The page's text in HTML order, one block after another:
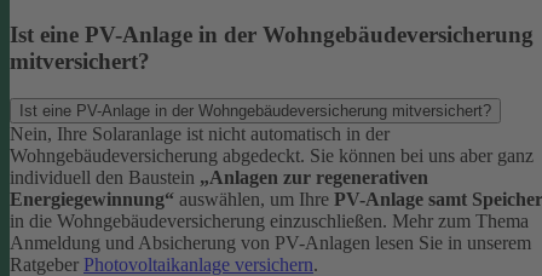
Ist eine PV-Anlage in der Wohngebäudeversicherung
mitversichert?
Ist eine PV-Anlage in der Wohngebäudeversicherung mitversichert?
Nein, Ihre Solaranlage ist nicht automatisch in der
Wohngebäudeversicherung abgedeckt. Sie können bei uns aber ganz
individuell den Baustein „Anlagen zur regenerativen
Energiegewinnung“ auswählen, um Ihre PV-Anlage samt Speicher
in die Wohngebäudeversicherung einzuschließen. Mehr zum Thema
Anmeldung und Absicherung von PV-Anlagen lesen Sie in unserem
Ratgeber Photovoltaikanlage versichern.